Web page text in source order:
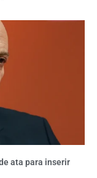
ata para inserir